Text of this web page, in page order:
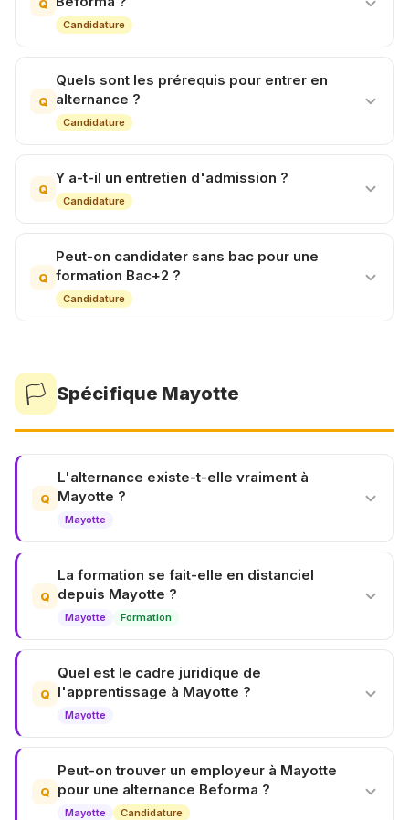
Q
Candidature
Q
Quels sont les prérequis pour entrer en
alternance ?
Candidature
Q
Y a-t-il un entretien d'admission ?
Candidature
Q
Peut-on candidater sans bac pour une
formation Bac+2 ?
Candidature
🏳️ Spécifique Mayotte
Q
L'alternance existe-t-elle vraiment à
Mayotte ?
Mayotte
Q
La formation se fait-elle en distanciel
depuis Mayotte ?
Mayotte Formation
Q
Quel est le cadre juridique de
l'apprentissage à Mayotte ?
Mayotte
Q
Peut-on trouver un employeur à Mayotte
pour une alternance Beforma ?
Mayotte Candidature